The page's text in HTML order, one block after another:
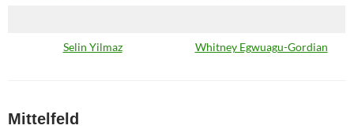
Selin Yilmaz Whitney Egwuagu-Gordian
Mittelfeld